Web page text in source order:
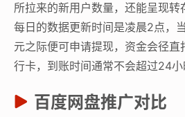
所拉来的新用户数量，还能呈现转
每日的数据更新时间是凌晨2点，
元之际便可申请提现，资金会径直
行卡，到账时间通常不会超过24小
百度网盘推广对比